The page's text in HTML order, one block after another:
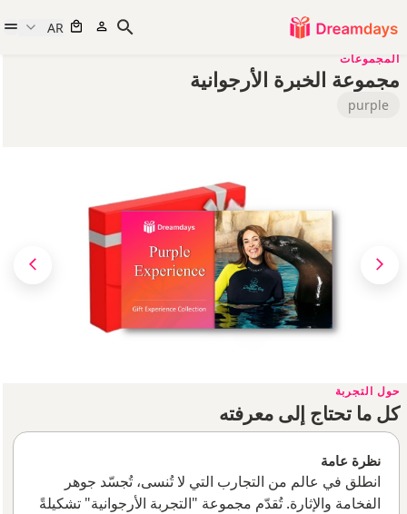
AR
المجموعات
مجموعة الخبرة الأرجوانية
purple
حول التجربة
كل ما تحتاج إلى معرفته
نظرة عامة
انطلق في عالم من التجارب التي لا تُنسى، تُجسّد جوهر
الفخامة والإثارة. تُقدّم مجموعة "التجربة الأرجوانية" تشكيلةً